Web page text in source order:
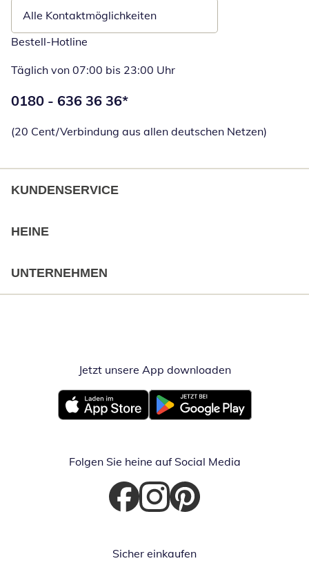
Alle Kontaktmöglichkeiten
Bestell-Hotline
Täglich von 07:00 bis 23:00 Uhr
Telefonnummer:
0180 - 636 36 36*
(20 Cent/Verbindung aus allen deutschen Netzen)
KUNDENSERVICE
HEINE
UNTERNEHMEN
Jetzt unsere App downloadenÖffnet in
Öffnet in neuem FensterÖffnet in neuem Fenster
Folgen Sie heine auf Social Media
Öffnet in neuem Fenster
Öffnet in neuem Fenster
Öffnet in neuem Fenster
Sicher einkaufen